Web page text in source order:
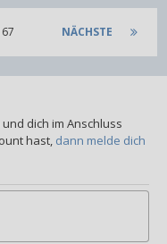
NÄCHSTE
dich im Anschluss
hast, dann melde dich